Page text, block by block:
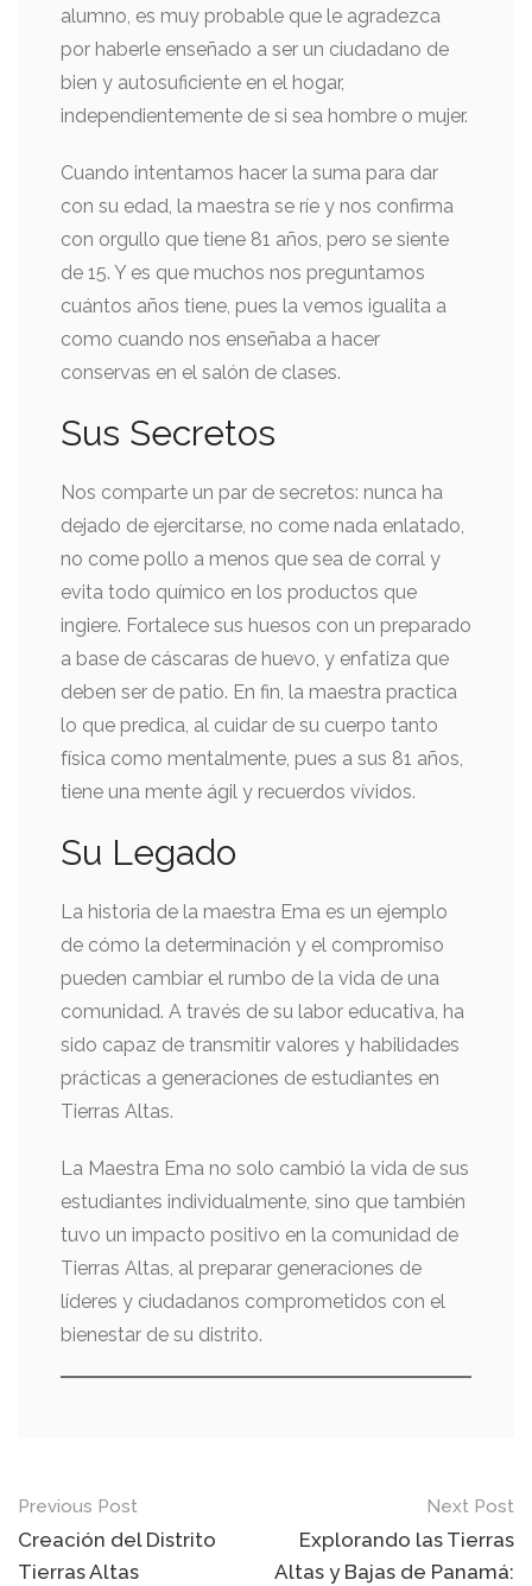
alumno, es muy probable que le agradezca
por haberle enseñado a ser un ciudadano de
bien y autosuficiente en el hogar,
independientemente de si sea hombre o mujer.
Cuando intentamos hacer la suma para dar
con su edad, la maestra se ríe y nos confirma
con orgullo que tiene 81 años, pero se siente
de 15. Y es que muchos nos preguntamos
cuántos años tiene, pues la vemos igualita a
como cuando nos enseñaba a hacer
conservas en el salón de clases.
Sus Secretos
Nos comparte un par de secretos: nunca ha
dejado de ejercitarse, no come nada enlatado,
no come pollo a menos que sea de corral y
evita todo químico en los productos que
ingiere. Fortalece sus huesos con un preparado
a base de cáscaras de huevo, y enfatiza que
deben ser de patio. En fin, la maestra practica
lo que predica, al cuidar de su cuerpo tanto
física como mentalmente, pues a sus 81 años,
tiene una mente ágil y recuerdos vívidos.
Su Legado
La historia de la maestra Ema es un ejemplo
de cómo la determinación y el compromiso
pueden cambiar el rumbo de la vida de una
comunidad. A través de su labor educativa, ha
sido capaz de transmitir valores y habilidades
prácticas a generaciones de estudiantes en
Tierras Altas.
La Maestra Ema no solo cambió la vida de sus
estudiantes individualmente, sino que también
tuvo un impacto positivo en la comunidad de
Tierras Altas, al preparar generaciones de
líderes y ciudadanos comprometidos con el
bienestar de su distrito.
Post
navigation
Previous Post
Creación del Distrito
Tierras Altas
Next Post
Explorando las Tierras
Altas y Bajas de Panamá: